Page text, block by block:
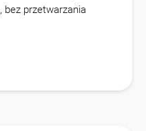
przetwarzania